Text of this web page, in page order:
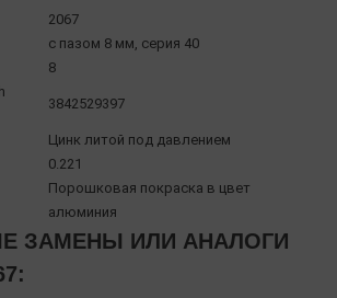
2067
с пазом 8 мм, серия 40
8
3842529397
Цинк литой под давлением
0.221
Порошковая покраска в цвет
алюминия
ЗАМЕНЫ ИЛИ АНАЛОГИ